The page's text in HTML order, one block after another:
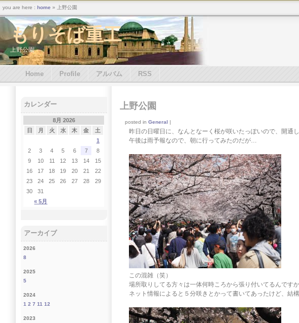
もりそば重工
上野公園
上野公園
posted in General |
昨日の日曜日に、なんとなーく桜が咲いたっぽいので、開通
午後は雨予報なので、朝に行ってみたのだが…
この混雑（笑）
場所取りしてる方々は一体何時ころから張り付いてるんです
ネット情報によると５分咲きとかって書いてあったけど、結
カレンダー
8月 2026
日
月 火 水 木 金 土
« 5月
1
2
3 4 5 6 7
8
9
10 11 12 13 14
15
16
17 18 19 20 21
22
23
24 25 26 27 28
29
30
31
アーカイブ
2026
8
2025
5
2024
1 2 7 11 12
2023
Home Profile アルバム RSS
you are here : home » 上野公園